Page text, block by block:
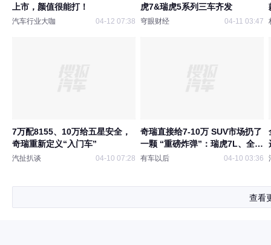
上市，颜值很能打！
汽车行业大咖 04-12 07:38
虎7&瑞虎5系列三车齐发
穹眼财经 04-11 03:47
7万配8155、10万给五星安全，
奇瑞重新定义“入门车”
汽扯扒谈 04-10 07:28
奇瑞直接给7-10万 SUV市场扔了
一颗 “重磅炸弹”：瑞虎7L、全新
瑞虎7、瑞虎5运动版三车同步全
有车以后 04-10 03:36
查看